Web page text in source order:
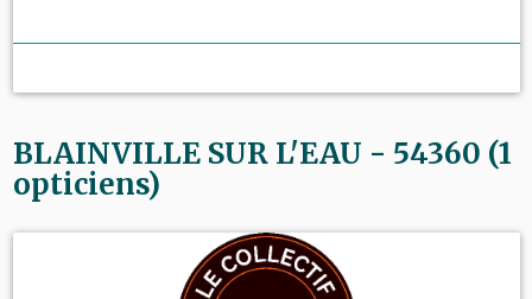
BLAINVILLE SUR L'EAU - 54360 (1
opticiens)